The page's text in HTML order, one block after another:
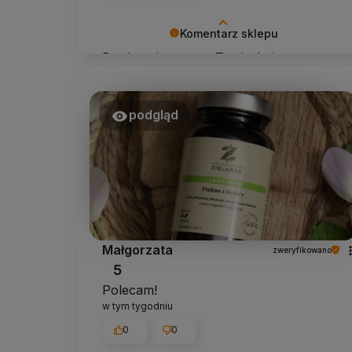
Komentarz sklepu
Bardzo cieszy nas Twoja świetna
sprostać wymaganiom klientów takich
jak Ty i jesteśmy zadowoleni, że nam się
udało. Mamy nadzieję, że do nas
wrócisz :) Pozdrawiamy
podgląd
Małgorzata zweryfikowano
5
Polecam!
w tym tygodniu
0 0